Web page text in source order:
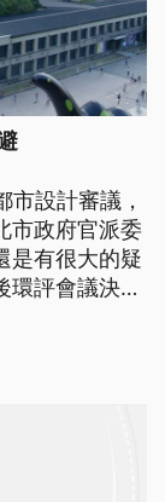
市設計審議，
市政府官派委
是有很大的疑
環評會議決
行環境差異